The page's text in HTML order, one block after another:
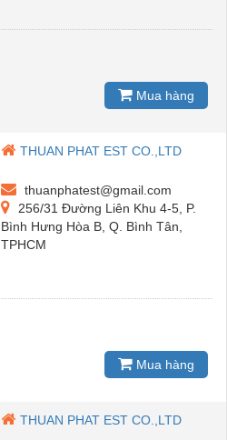
Mua hàng
THUAN PHAT EST CO.,LTD
thuanphatest@gmail.com
256/31 Đường Liên Khu 4-5, P.
Bình Hưng Hòa B, Q. Bình Tân,
TPHCM
Mua hàng
THUAN PHAT EST CO.,LTD